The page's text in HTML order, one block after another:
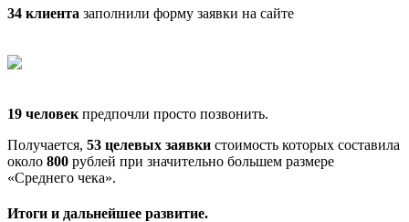
34 клиента заполнили форму заявки на сайте
19 человек предпочли просто позвонить.
Получается, 53 целевых заявки стоимость которых составила
около 800 рублей при значительно большем размере
«Среднего чека».
Итоги и дальнейшее развитие.